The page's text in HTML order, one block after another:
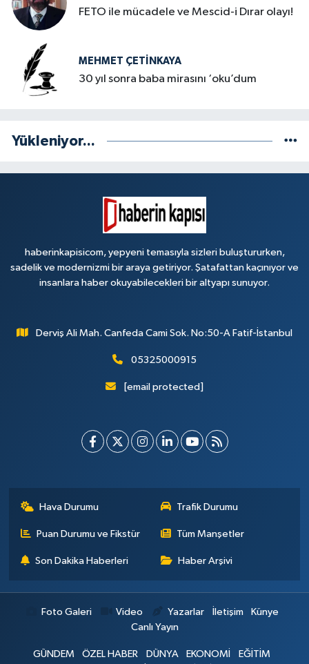
FETO ile mücadele ve Mescid-i Dırar olayı!
MEHMET ÇETINKAYA
30 yıl sonra baba mirasını ‘oku’dum
Yükleniyor...
haberinkapisicom, yepyeni temasıyla sizleri buluştururken,
sadelik ve modernizmi bir araya getiriyor. Şatafattan kaçınıyor ve
insanlara haber okuyabilecekleri bir altyapı sunuyor.
Derviş Ali Mah. Canfeda Cami Sok. No:50-A Fatif-İstanbul
05325000915
[email protected]
Hava Durumu Trafik Durumu
Puan Durumu ve Fikstür Tüm Manşetler
Son Dakika Haberleri Haber Arşivi
Foto Galeri Video Yazarlar İletişim
Künye
Canlı Yayın
GÜNDEM ÖZEL HABER DÜNYA EKONOMİ EĞİTİM